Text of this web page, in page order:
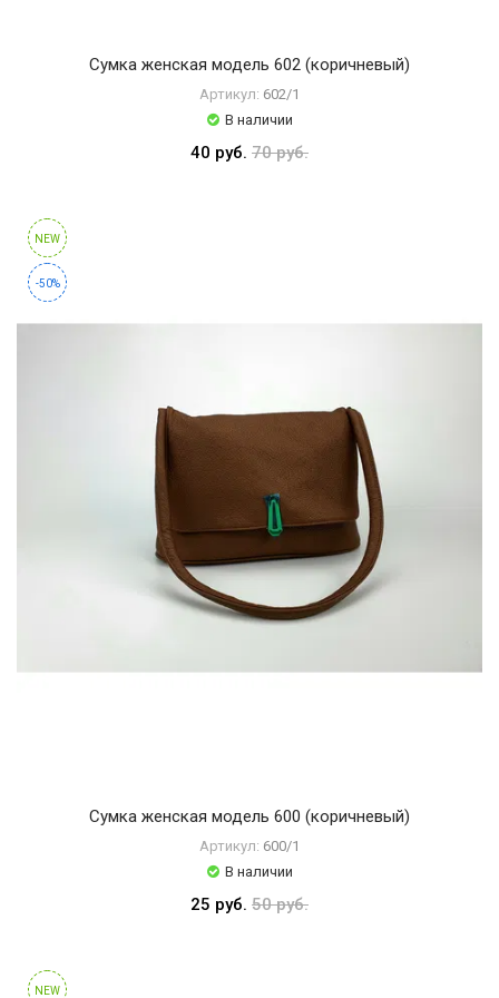
Сумка женская модель 602 (коричневый)
Артикул: 602/1
В наличии
40 руб. 70 руб.
NEW
-50%
Сумка женская модель 600 (коричневый)
Артикул: 600/1
В наличии
25 руб. 50 руб.
NEW